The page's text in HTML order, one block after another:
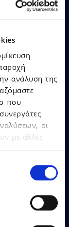
ανάλυση της
που
οι
με άλλες